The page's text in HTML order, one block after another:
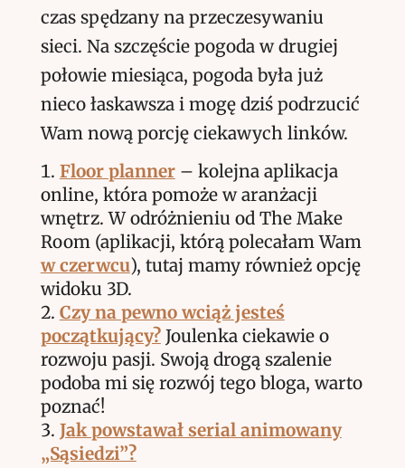
czas spędzany na przeczesywaniu
sieci. Na szczęście pogoda w drugiej
połowie miesiąca, pogoda była już
nieco łaskawsza i mogę dziś podrzucić
Wam nową porcję ciekawych linków.
Floor planner– kolejna aplikacja
online, która pomoże w aranżacji
wnętrz. W odróżnieniu od The Make
Room (aplikacji, którą polecałam Wam
w czerwcu), tutaj mamy również opcję
widoku 3D.
Czy na pewno wciąż jesteś
początkujący?Joulenka ciekawie o
rozwoju pasji. Swoją drogą szalenie
podoba mi się rozwój tego bloga, warto
poznać!
Jak powstawał serial animowany
„Sąsiedzi”?